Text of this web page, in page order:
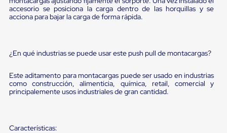
portátiles
Rampas
de
Sellos
para
Puertas
accesorio se posiciona la carga dentro de las horquillas y se
acciona para bajar la carga de forma rápida.
¿En qué industrias se puede usar este push pull de montacargas?
Este aditamento para montacargas puede ser usado en industrias
como construcción, alimenticia, química, retail, comercial y
principalemente usos industriales de gran cantidad.
Características: